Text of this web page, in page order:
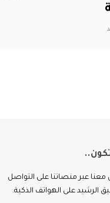
معنا عبر منصاتنا على التواصل
الرشيد على الهواتف الذكية.